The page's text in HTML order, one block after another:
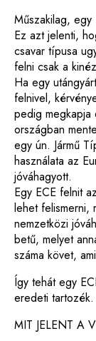
Műszakilag,
Ez azt jelenti,
csavar típusa
felni csak a
Ha egy
felnivel,
pedig megkapja
országban
egy ún. Jármű
használata az
jóváhagyott.
Egy ECE felnit
lehet felismerni,
nemzetközi
betű, melyet
száma követ,
Így tehát egy
eredeti tartozék.
MIT JELENT A